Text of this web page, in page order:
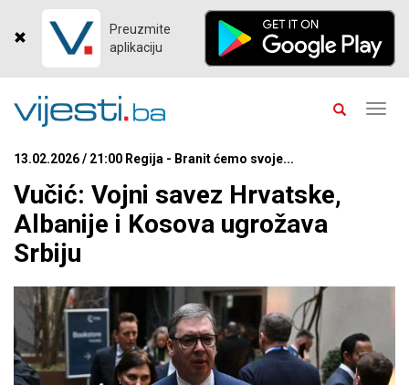
Preuzmite
aplikaciju
13.02.2026 / 21:00 Regija - Branit ćemo svoje...
Vučić: Vojni savez Hrvatske,
Albanije i Kosova ugrožava
Srbiju